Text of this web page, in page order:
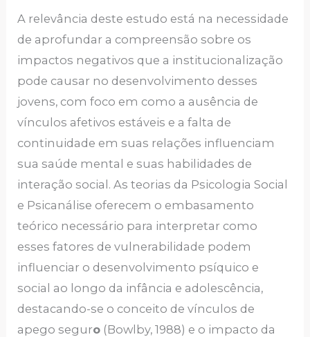
A relevância deste estudo está na necessidade
de aprofundar a compreensão sobre os
impactos negativos que a institucionalização
pode causar no desenvolvimento desses
jovens, com foco em como a ausência de
vínculos afetivos estáveis e a falta de
continuidade em suas relações influenciam
sua saúde mental e suas habilidades de
interação social. As teorias da Psicologia Social
e Psicanálise oferecem o embasamento
teórico necessário para interpretar como
esses fatores de vulnerabilidade podem
influenciar o desenvolvimento psíquico e
social ao longo da infância e adolescência,
destacando-se o conceito de vínculos de
apego seguro (Bowlby, 1988) e o impacto da